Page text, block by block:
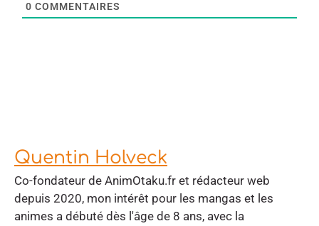
0 COMMENTAIRES
Quentin Holveck
Co-fondateur de AnimOtaku.fr et rédacteur web
depuis 2020, mon intérêt pour les mangas et les
animes a débuté dès l'âge de 8 ans, avec la